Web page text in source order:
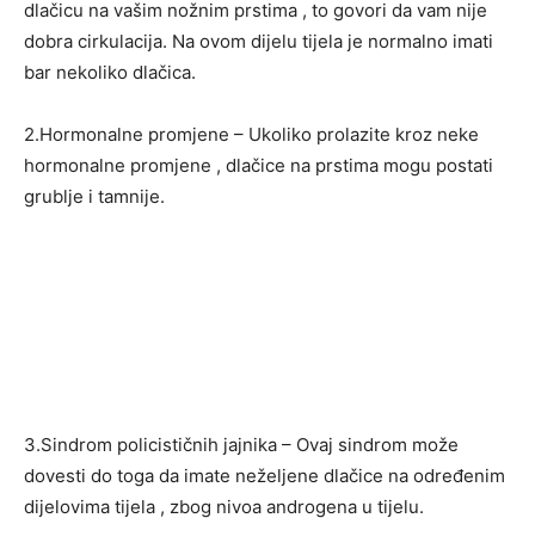
dlačicu na vašim nožnim prstima , to govori da vam nije
dobra cirkulacija. Na ovom dijelu tijela je normalno imati
bar nekoliko dlačica.
2.Hormonalne promjene – Ukoliko prolazite kroz neke
hormonalne promjene , dlačice na prstima mogu postati
grublje i tamnije.
3.Sindrom policističnih jajnika – Ovaj sindrom može
dovesti do toga da imate neželjene dlačice na određenim
dijelovima tijela , zbog nivoa androgena u tijelu.